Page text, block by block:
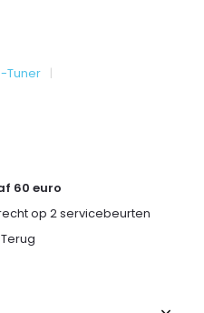
Tuner
60 euro
op 2 servicebeurten